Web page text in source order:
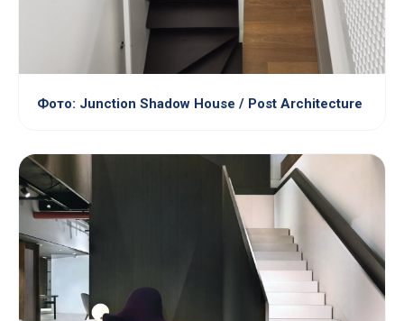
Фото: Junction Shadow House / Post Architecture